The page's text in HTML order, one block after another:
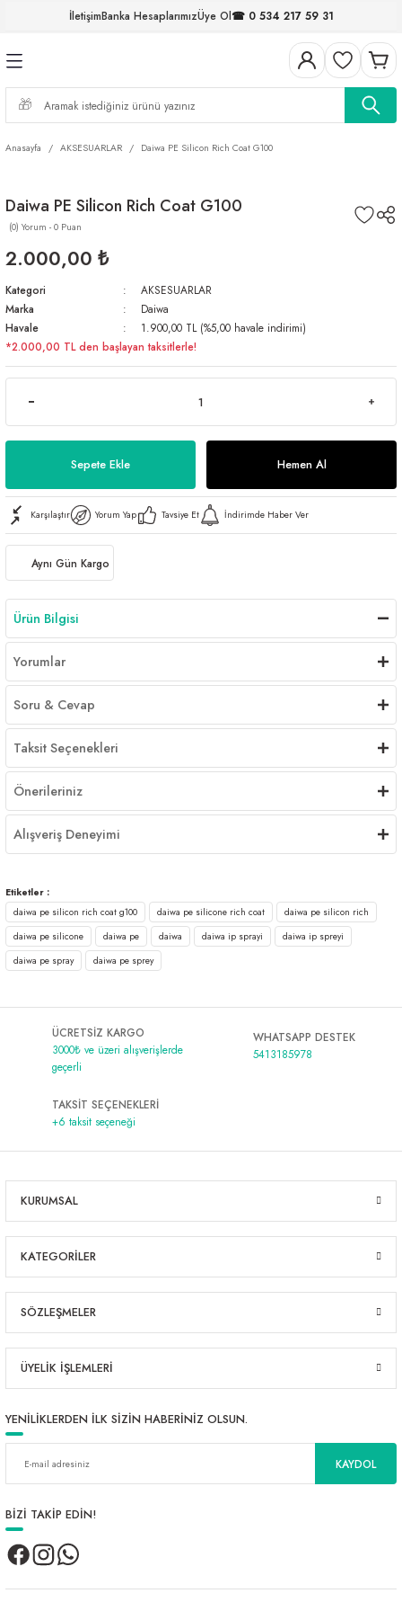
İletişimBanka HesaplarımızÜye Ol☎ 0 534 217 59 31
Geri Dön
Geri Dön
Geri Dön
Geri Dön
FIRDÖNDÜLER
Geri Dön
Geri Dön
Geri Dön
Geri Dön
Anasayfa AKSESUARLAR Daiwa PE Silicon Rich Coat G100
Daiwa PE Silicon Rich Coat G100
(0) Yorum - 0 Puan
2.000,00 ₺
Kategori
AKSESUARLAR
Marka
Daiwa
Havale
1.900,00 TL (%5,00 havale indirimi)
*2.000,00 TL den başlayan taksitlerle!
Sepete Ekle Hemen Al
Karşılaştır Yorum Yap Tavsiye Et İndirimde Haber Ver
Aynı Gün Kargo
Ürün Bilgisi
Yorumlar
Soru & Cevap
Taksit Seçenekleri
Önerileriniz
Alışveriş Deneyimi
Etiketler :
daiwa pe silicon rich coat g100
daiwa pe silicone rich coat
daiwa pe silicon rich
daiwa pe silicone
daiwa pe daiwa daiwa ip sprayi
daiwa ip spreyi
daiwa pe spray
daiwa pe sprey
ÜCRETSİZ KARGO
3000₺ ve üzeri alışverişlerde
geçerli
WHATSAPP DESTEK
5413185978
TAKSİT SEÇENEKLERİ
+6 taksit seçeneği
KURUMSAL
KATEGORİLER
SÖZLEŞMELER
ÜYELİK İŞLEMLERİ
YENİLİKLERDEN İLK SİZİN HABERİNİZ OLSUN.
KAYDOL
BİZİ TAKİP EDİN!